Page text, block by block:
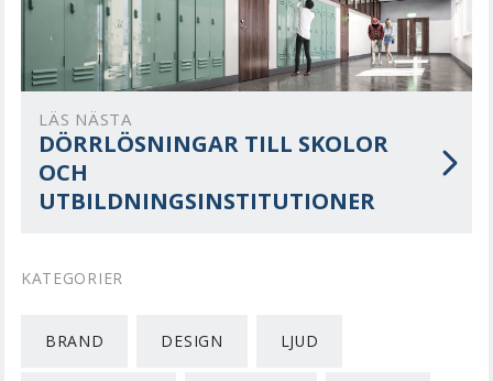
LÄS NÄSTA
DÖRRLÖSNINGAR TILL SKOLOR
OCH
UTBILDNINGSINSTITUTIONER
KATEGORIER
BRAND DESIGN LJUD